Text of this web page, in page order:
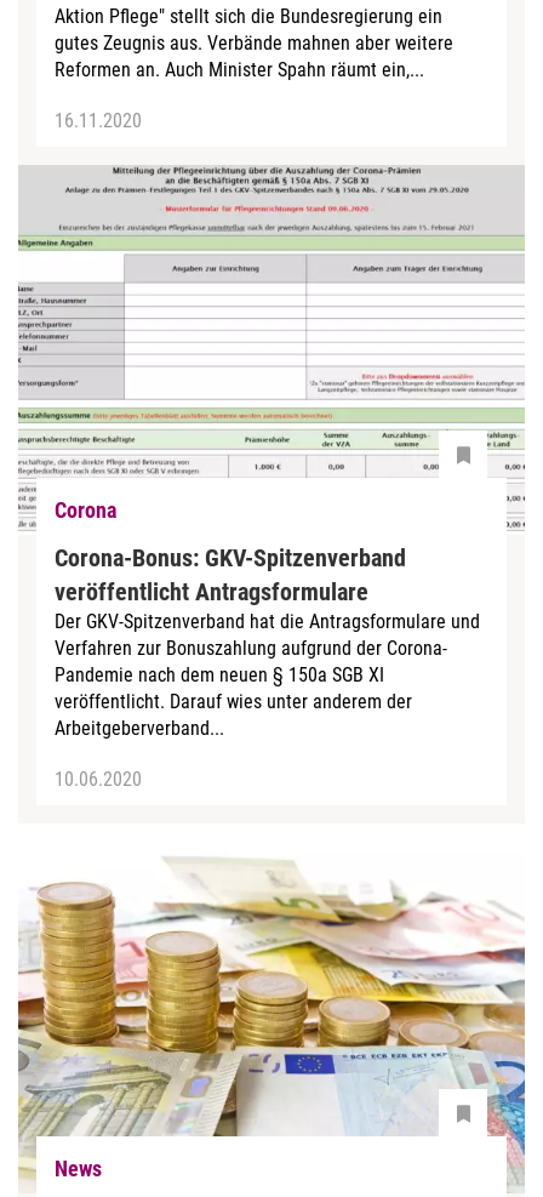
Aktion Pflege" stellt sich die Bundesregierung ein
gutes Zeugnis aus. Verbände mahnen aber weitere
Reformen an. Auch Minister Spahn räumt ein,...
16.11.2020
Corona
Corona-Bonus: GKV-Spitzenverband
veröffentlicht Antragsformulare
Der GKV-Spitzenverband hat die Antragsformulare und
Verfahren zur Bonuszahlung aufgrund der Corona-
Pandemie nach dem neuen § 150a SGB XI
veröffentlicht. Darauf wies unter anderem der
Arbeitgeberverband...
10.06.2020
News